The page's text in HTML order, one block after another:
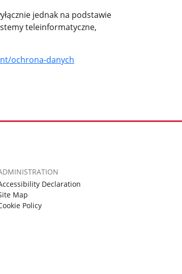
jednak na podstawie
teleinformatyczne,
ochrona-danych
Declaration
Map
Policy